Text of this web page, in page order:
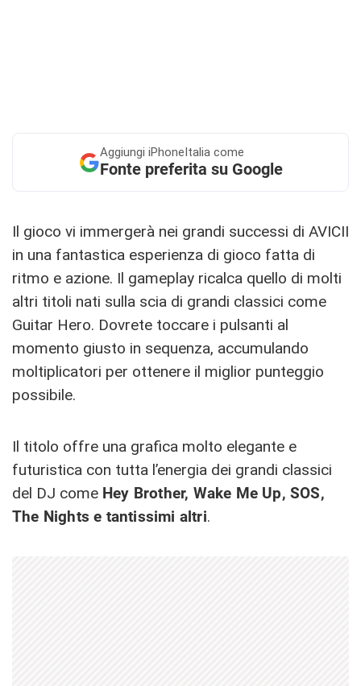
Aggiungi iPhoneItalia come
Fonte preferita su Google
Il gioco vi immergerà nei grandi successi di AVICII
in una fantastica esperienza di gioco fatta di
ritmo e azione. Il gameplay ricalca quello di molti
altri titoli nati sulla scia di grandi classici come
Guitar Hero. Dovrete toccare i pulsanti al
momento giusto in sequenza, accumulando
moltiplicatori per ottenere il miglior punteggio
possibile.
Il titolo offre una grafica molto elegante e
futuristica con tutta l’energia dei grandi classici
del DJ come Hey Brother, Wake Me Up, SOS,
The Nights e tantissimi altri.